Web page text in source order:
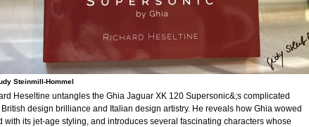
Steinmill-Hommel
Heseltine untangles the Ghia Jaguar XK 120 Supersonic&;s complicated
British design brilliance and Italian design artistry. He reveals how Ghia wowed
with its jet-age styling, and introduces several fascinating characters whose